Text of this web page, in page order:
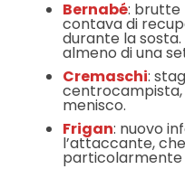
Bernabé: brutte
contava di
durante la
almeno di una
Cremaschi:
centrocampista,
menisco.
Frigan: nuovo
l’attaccante,
particolarmente